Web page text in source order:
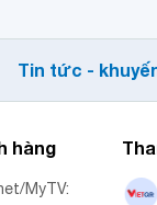
Tin tức -
hàng
MyTV: